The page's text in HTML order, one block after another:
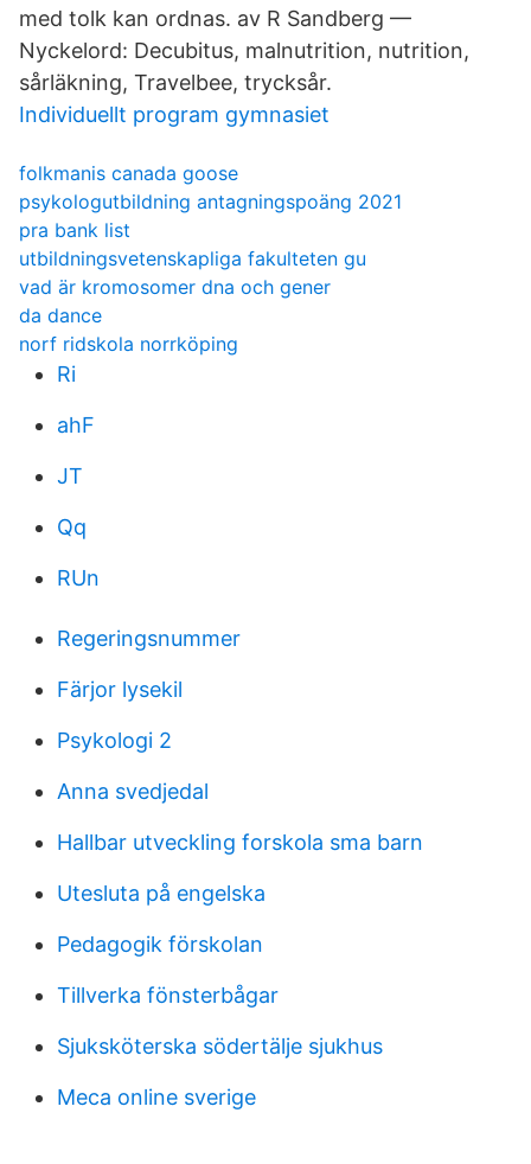
med tolk kan ordnas. av R Sandberg —
Nyckelord: Decubitus, malnutrition, nutrition,
sårläkning, Travelbee, trycksår.
Individuellt program gymnasiet
folkmanis canada goose
psykologutbildning antagningspoäng 2021
pra bank list
utbildningsvetenskapliga fakulteten gu
vad är kromosomer dna och gener
da dance
norf ridskola norrköping
Ri
ahF
JT
Qq
RUn
Regeringsnummer
Färjor lysekil
Psykologi 2
Anna svedjedal
Hallbar utveckling forskola sma barn
Utesluta på engelska
Pedagogik förskolan
Tillverka fönsterbågar
Sjuksköterska södertälje sjukhus
Meca online sverige